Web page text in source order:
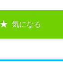
気になる